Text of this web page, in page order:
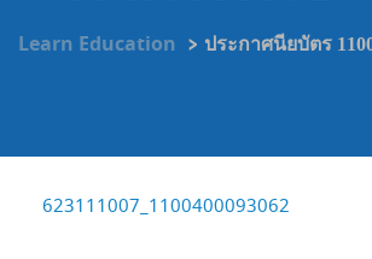
Learn Education > ประกาศนียบัตร
623111007_1100400093062